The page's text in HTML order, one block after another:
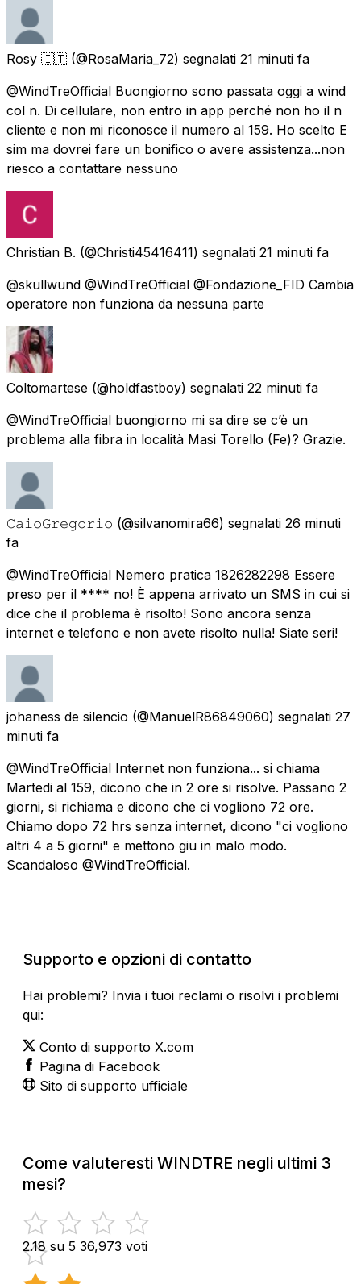
Rosy 🇮🇹 (@RosaMaria_72) segnalati 21 minuti fa
@WindTreOfficial Buongiorno sono passata oggi a wind
col n. Di cellulare, non entro in app perché non ho il n
cliente e non mi riconosce il numero al 159. Ho scelto E
sim ma dovrei fare un bonifico o avere assistenza...non
riesco a contattare nessuno
Christian B. (@Christi45416411) segnalati 21 minuti fa
@skullwund @WindTreOfficial @Fondazione_FID Cambia
operatore non funziona da nessuna parte
Coltomartese (@holdfastboy) segnalati 22 minuti fa
@WindTreOfficial buongiorno mi sa dire se c’è un
problema alla fibra in località Masi Torello (Fe)? Grazie.
𝙲𝚊𝚒𝚘𝙶𝚛𝚎𝚐𝚘𝚛𝚒𝚘 (@silvanomira66) segnalati 26 minuti
fa
@WindTreOfficial Nemero pratica 1826282298 Essere
preso per il **** no! È appena arrivato un SMS in cui si
dice che il problema è risolto! Sono ancora senza
internet e telefono e non avete risolto nulla! Siate seri!
johaness de silencio (@ManuelR86849060) segnalati 27
minuti fa
@WindTreOfficial Internet non funziona... si chiama
Martedi al 159, dicono che in 2 ore si risolve. Passano 2
giorni, si richiama e dicono che ci vogliono 72 ore.
Chiamo dopo 72 hrs senza internet, dicono "ci vogliono
altri 4 a 5 giorni" e mettono giu in malo modo.
Scandaloso @WindTreOfficial.
Supporto e opzioni di contatto
Hai problemi? Invia i tuoi reclami o risolvi i problemi
qui:
Conto di supporto X.com
Pagina di Facebook
Sito di supporto ufficiale
Come valuteresti WINDTRE negli ultimi 3
mesi?
2.18 su 5 36,973 voti